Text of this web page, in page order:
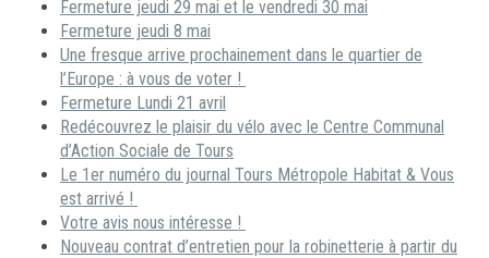
Fermeture jeudi 29 mai et le vendredi 30 mai
Fermeture jeudi 8 mai
Une fresque arrive prochainement dans le quartier de
l’Europe : à vous de voter !
Fermeture Lundi 21 avril
Redécouvrez le plaisir du vélo avec le Centre Communal
d’Action Sociale de Tours
Le 1er numéro du journal Tours Métropole Habitat & Vous
est arrivé !
Votre avis nous intéresse !
Nouveau contrat d’entretien pour la robinetterie à partir du